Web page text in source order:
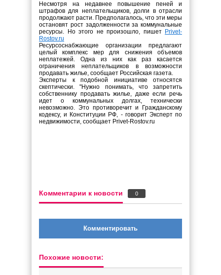
Несмотря на недавнее повышение пеней и
штрафов для неплательщиков, долги в отрасли
продолжают расти. Предполагалось, что эти меры
остановят рост задолженности за коммунальные
ресурсы. Но этого не произошло, пишет Privet-
Rostov.ru
Ресурсоснабжающие организации предлагают
целый комплекс мер для снижения объемов
неплатежей. Одна из них как раз касается
ограничения неплательщиков в возможности
продавать жилье, сообщает Российская газета.
Эксперты к подобной инициативе относятся
скептически. "Нужно понимать, что запретить
собственнику продавать жилье, даже если речь
идет о коммунальных долгах, технически
невозможно. Это противоречит и Гражданскому
кодексу, и Конституции РФ, - говорит Эксперт по
недвижимости, сообщает Privet-Rostov.ru
Комментарии к новости 0
Комментировать
Похожие новости: